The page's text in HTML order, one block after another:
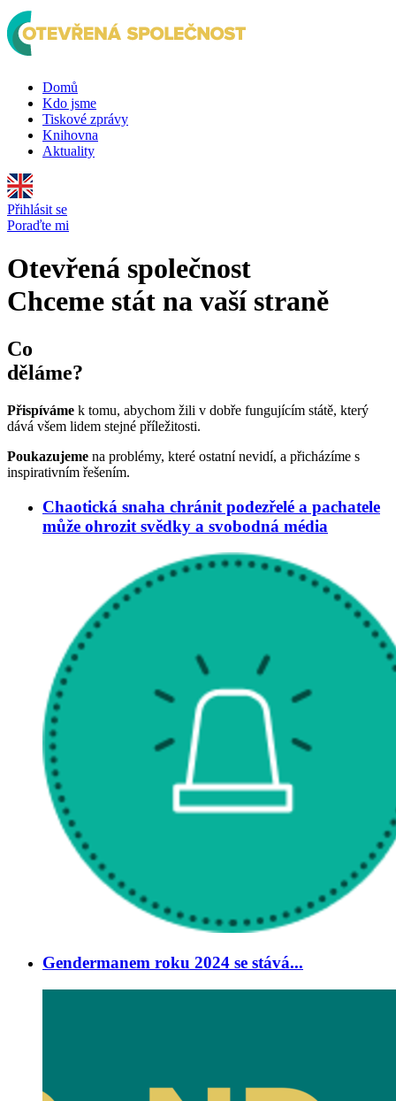
Domů
Kdo jsme
Tiskové zprávy
Knihovna
Aktuality
Přihlásit se
Poraďte mi
Otevřená společnost
Chceme stát na vaší straně
Co
děláme?
Přispíváme k tomu, abychom žili v dobře fungujícím státě, který
dává všem lidem stejné příležitosti.
Poukazujeme na problémy, které ostatní nevidí, a přicházíme s
inspirativním řešením.
Chaotická snaha chránit podezřelé a pachatele
může ohrozit svědky a svobodná média
Gendermanem roku 2024 se stává...